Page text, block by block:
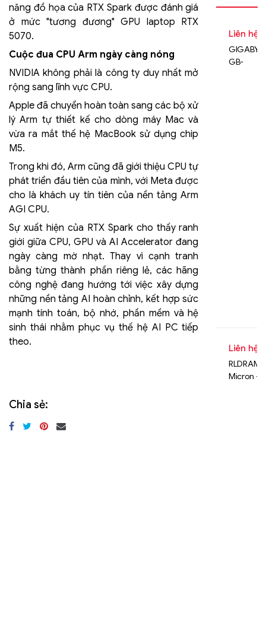
năng đồ họa của RTX Spark được đánh giá
ở mức "tương đương" GPU laptop RTX
5070.
Cuộc đua CPU Arm ngày càng nóng
NVIDIA không phải là công ty duy nhất mở
rộng sang lĩnh vực CPU.
Apple đã chuyển hoàn toàn sang các bộ xử
lý Arm tự thiết kế cho dòng máy Mac và
vừa ra mắt thế hệ MacBook sử dụng chip
M5.
Trong khi đó, Arm cũng đã giới thiệu CPU tự
phát triển đầu tiên của mình, với Meta được
cho là khách uy tín tiên của nền tảng Arm
AGI CPU.
Sự xuất hiện của RTX Spark cho thấy ranh
giới giữa CPU, GPU và AI Accelerator đang
ngày càng mờ nhạt. Thay vì cạnh tranh
bằng từng thành phần riêng lẻ, các hãng
công nghệ đang hướng tới việc xây dựng
những nền tảng AI hoàn chỉnh, kết hợp sức
mạnh tính toán, bộ nhớ, phần mềm và hệ
sinh thái nhằm phục vụ thế hệ AI PC tiếp
theo.
Chia sẻ:
Liên hệ
GB-
Liên hệ
RLDRAM
Micron -